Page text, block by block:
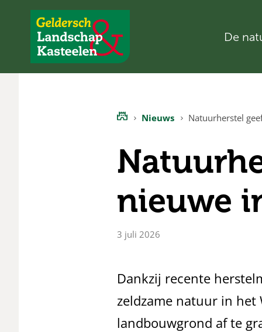
Geldersch
Landschap
en
De
Nieuws Natuurherstel
nieuwe
3 juli 2026
Dankzij recente
zeldzame natuur in het
landbouwgrond af te